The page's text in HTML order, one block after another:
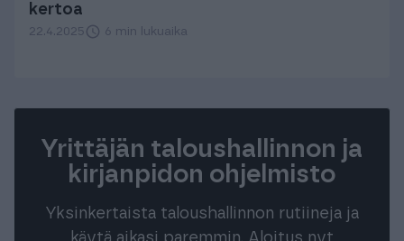
kertoa
22.4.2025 6 min lukuaika
Yrittäjän taloushallinnon ja
kirjanpidon ohjelmisto
Yksinkertaista taloushallinnon rutiineja ja